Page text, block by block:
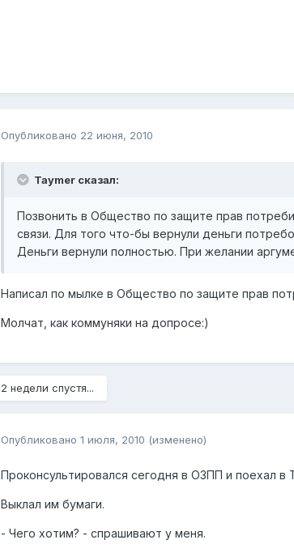
Опубликовано 22 июня, 2010
Taymer сказал:
Позвонить в Общество по защите прав
связи. Для того что-бы вернули деньги
Деньги вернули полностью. При желании
Написал по мылке в Общество по защите прав
Молчат, как коммуняки на допросе:)
2 недели спустя...
Опубликовано 1 июля, 2010 (изменено)
Проконсультировался сегодня в ОЗПП и поехал в
Выклал им бумаги.
- Чего хотим? - спрашивают у меня.